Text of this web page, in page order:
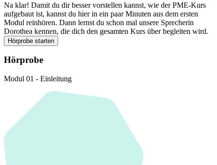
Na klar! Damit du dir besser vorstellen kannst, wie der PME-Kurs
aufgebaut ist, kannst du hier in ein paar Minuten aus dem ersten
Modul reinhören. Dann lernst du schon mal unsere Sprecherin
Dorothea kennen, die dich den gesamten Kurs über begleiten wird.
Hörprobe starten
Hörprobe
Modul 01 - Einleitung